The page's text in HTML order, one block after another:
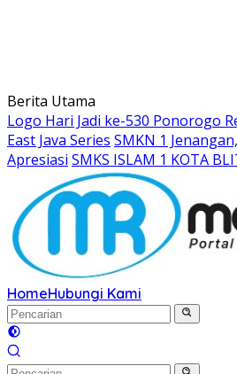
Berita Utama
Logo Hari Jadi ke-530 Ponorogo
East Java Series SMKN 1
Apresiasi SMKS ISLAM 1 KOTA
HomeHubungi Kami